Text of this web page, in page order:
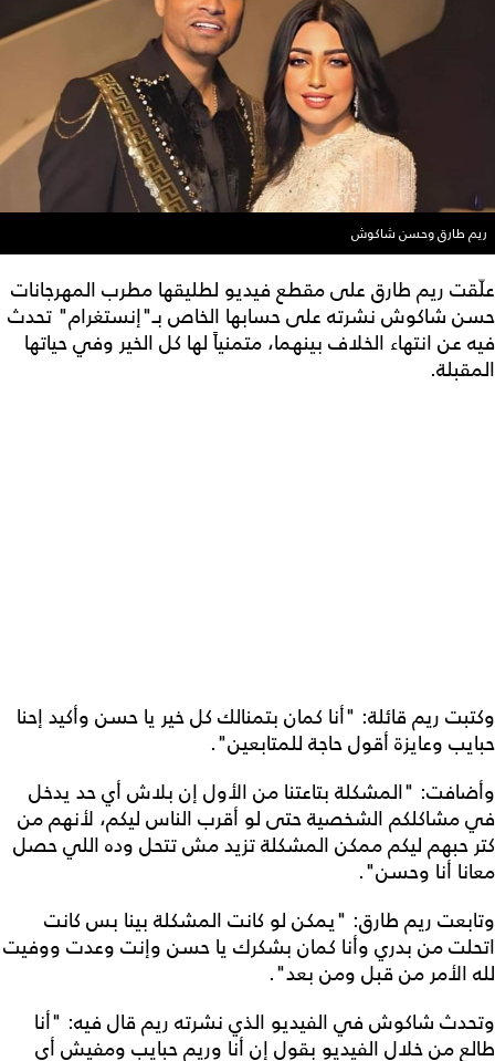
ريم طارق وحسن شاكوش
علّقت ريم طارق على مقطع فيديو لطليقها مطرب المهرجانات
حسن شاكوش نشرته على حسابها الخاص بـ"إنستغرام" تحدث
فيه عن انتهاء الخلاف بينهما، متمنياً لها كل الخير وفي حياتها
المقبلة.
وكتبت ريم قائلة: "أنا كمان بتمنالك كل خير يا حسن وأكيد إحنا
حبايب وعايزة أقول حاجة للمتابعين".
وأضافت: "المشكلة بتاعتنا من الأول إن بلاش أي حد يدخل
في مشاكلكم الشخصية حتى لو أقرب الناس ليكم، لأنهم من
كتر حبهم ليكم ممكن المشكلة تزيد مش تتحل وده اللي حصل
معانا أنا وحسن".
وتابعت ريم طارق: "يمكن لو كانت المشكلة بينا بس كانت
اتحلت من بدري وأنا كمان بشكرك يا حسن وإنت وعدت ووفيت
لله الأمر من قبل ومن بعد".
وتحدث شاكوش في الفيديو الذي نشرته ريم قال فيه: "أنا
طالع من خلال الفيديو بقول إن أنا وريم حبايب ومفيش أي